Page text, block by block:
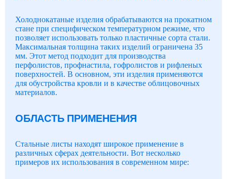
Холоднокатаные изделия обрабатываются на прокатном
стане при специфическом температурном режиме, что
позволяет использовать только пластичные сорта стали.
Максимальная толщина таких изделий ограничена 35
мм. Этот метод подходит для производства
перфолистов, профнастила, гофролистов и рифленых
поверхностей. В основном, эти изделия применяются
для обустройства кровли и в качестве облицовочных
материалов.
ОБЛАСТЬ ПРИМЕНЕНИЯ
Стальные листы находят широкое применение в
различных сферах деятельности. Вот несколько
примеров их использования в современном мире: